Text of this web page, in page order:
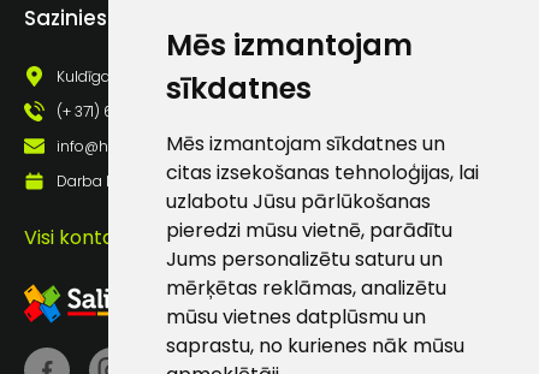
Mēs izmantojam
sīkdatnes
Mēs izmantojam sīkdatnes un
citas izsekošanas tehnoloģijas, lai
uzlabotu Jūsu pārlūkošanas
pieredzi mūsu vietnē, parādītu
Jums personalizētu saturu un
mērķētas reklāmas, analizētu
mūsu vietnes datplūsmu un
saprastu, no kurienes nāk mūsu
Sazinies ar mums
Kuldīgas iela 69a, Saldus, Saldus nov., LV - 3801
(+ 371) 63 881 186
info@hards.lv
Darba laiks: Darbadienās: 8:00 - 17:00
Visi kontakti
Piekrītu SIA Hards
lietošanas noteikumiem
Piekrītu saņemt
pastā